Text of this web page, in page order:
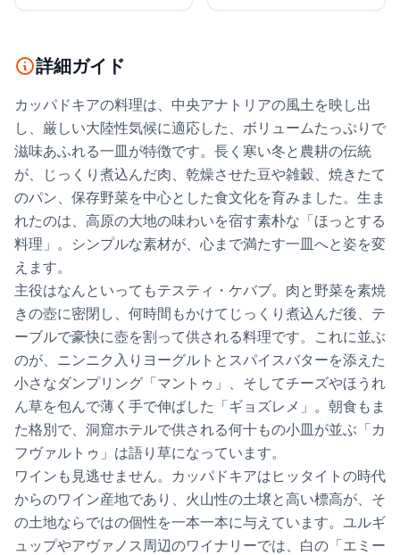
詳細ガイド
カッパドキアの料理は、中央アナトリアの風土を映し出
し、厳しい大陸性気候に適応した、ボリュームたっぷりで
滋味あふれる一皿が特徴です。長く寒い冬と農耕の伝統
が、じっくり煮込んだ肉、乾燥させた豆や雑穀、焼きたて
のパン、保存野菜を中心とした食文化を育みました。生ま
れたのは、高原の大地の味わいを宿す素朴な「ほっとする
料理」。シンプルな素材が、心まで満たす一皿へと姿を変
えます。
主役はなんといってもテスティ・ケバブ。肉と野菜を素焼
きの壺に密閉し、何時間もかけてじっくり煮込んだ後、テ
ーブルで豪快に壺を割って供される料理です。これに並ぶ
のが、ニンニク入りヨーグルトとスパイスバターを添えた
小さなダンプリング「マントゥ」、そしてチーズやほうれ
ん草を包んで薄く手で伸ばした「ギョズレメ」。朝食もま
た格別で、洞窟ホテルで供される何十もの小皿が並ぶ「カ
フヴァルトゥ」は語り草になっています。
ワインも見逃せません。カッパドキアはヒッタイトの時代
からのワイン産地であり、火山性の土壌と高い標高が、そ
の土地ならではの個性を一本一本に与えています。ユルギ
ュップやアヴァノス周辺のワイナリーでは、白の「エミー